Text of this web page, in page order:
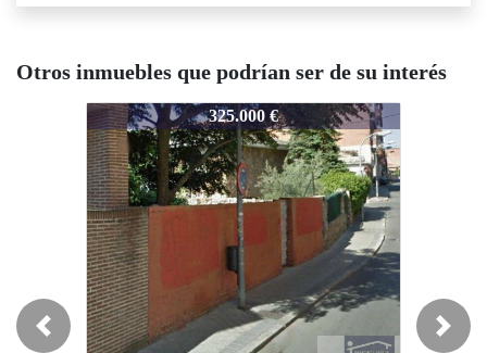
Otros inmuebles que podrían ser de su interés
1338-c2824
325.000 €
1338-c2824 155.000 €
Previous Next